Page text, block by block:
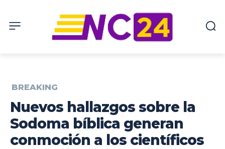
BREAKING
Nuevos hallazgos sobre la
Sodoma bíblica generan
conmoción a los científicos